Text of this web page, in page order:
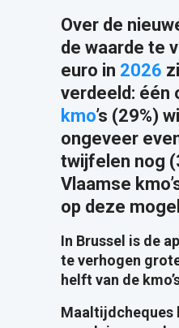
Over de
de waarde te
euro in 2026
verdeeld: één
kmo’s (29%)
ongeveer
twijfelen nog
Vlaamse
op deze
In Brussel is de
te verhogen
helft van de
Maaltijdcheques